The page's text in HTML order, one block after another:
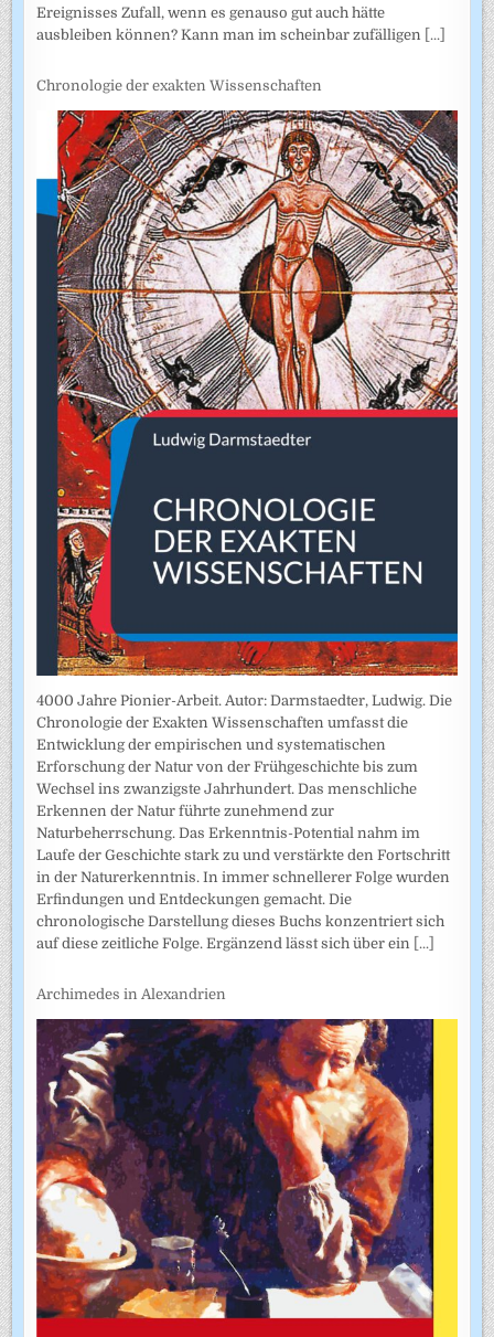
Ereignisses Zufall, wenn es genauso gut auch hätte
ausbleiben können? Kann man im scheinbar zufälligen [...]
Chronologie der exakten Wissenschaften
4000 Jahre Pionier-Arbeit. Autor: Darmstaedter, Ludwig. Die
Chronologie der Exakten Wissenschaften umfasst die
Entwicklung der empirischen und systematischen
Erforschung der Natur von der Frühgeschichte bis zum
Wechsel ins zwanzigste Jahrhundert. Das menschliche
Erkennen der Natur führte zunehmend zur
Naturbeherrschung. Das Erkenntnis-Potential nahm im
Laufe der Geschichte stark zu und verstärkte den Fortschritt
in der Naturerkenntnis. In immer schnellerer Folge wurden
Erfindungen und Entdeckungen gemacht. Die
chronologische Darstellung dieses Buchs konzentriert sich
auf diese zeitliche Folge. Ergänzend lässt sich über ein [...]
Archimedes in Alexandrien